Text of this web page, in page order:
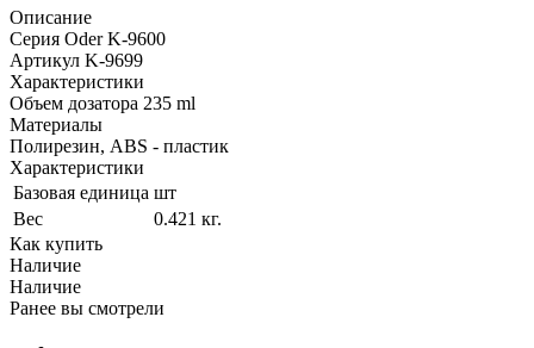
Описание
Серия Oder K-9600
Артикул K-9699
Характеристики
Объем дозатора 235 ml
Материалы
Полирезин, ABS - пластик
Характеристики
Базовая единица шт
Вес
0.421 кг.
Как купить
Наличие
Наличие
Ранее вы смотрели